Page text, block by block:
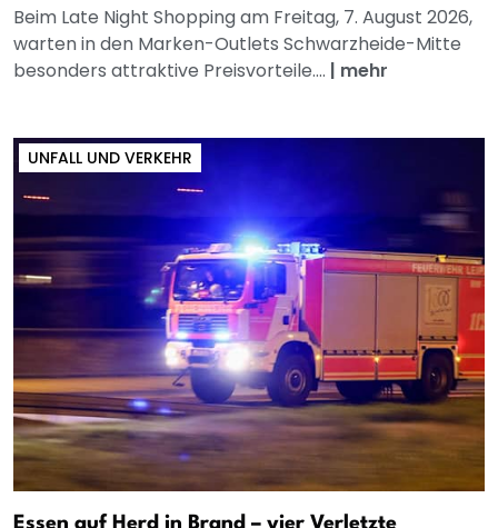
Beim Late Night Shopping am Freitag, 7. August 2026,
warten in den Marken-Outlets Schwarzheide-Mitte
besonders attraktive Preisvorteile.... | mehr
UNFALL UND VERKEHR
Essen auf Herd in Brand – vier Verletzte